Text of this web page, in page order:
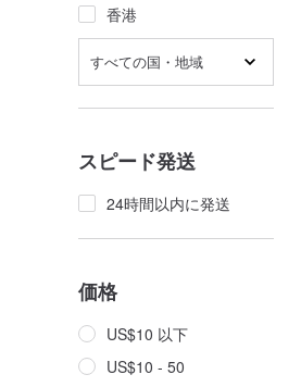
香港
すべての国・地域
スピード発送
24時間以内に発送
価格
US$10 以下
US$10 - 50